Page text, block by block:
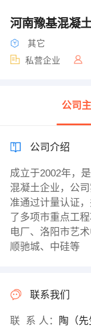
河南豫基混凝
其它
私营企业
公司
公司介绍
成立于2002年，
混凝土企业，公
准通过计量认证
了多项市重点工
电厂、洛阳市艺
顺驰城、中硅等
联系我们
联 系 人：
陶（